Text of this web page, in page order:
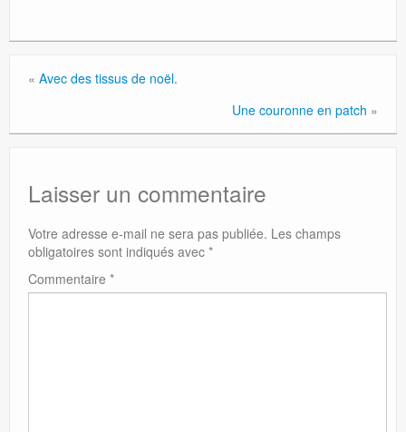
« Avec des tissus de noël.
Une couronne en patch »
Laisser un commentaire
Votre adresse e-mail ne sera pas publiée. Les champs
obligatoires sont indiqués avec *
Commentaire *